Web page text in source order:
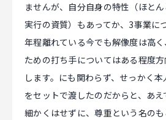
ませんが、自分自身の特性（ほと
実行の資質）もあってか、3事業に
年程離れている今でも解像度は高
ための打ち手についてはある程度
します。にも関わらず、せっかく
をセットで渡したのだからと、あ
細かくはせずに、尊重という名の